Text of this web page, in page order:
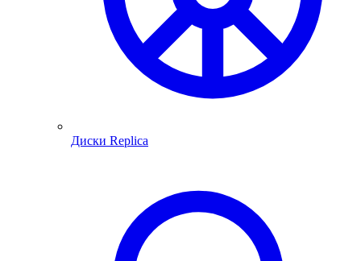
Диски Replica